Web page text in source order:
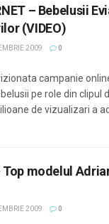
– Bebelusii
(VIDEO)
2009 0
campanie
pe role din clipul
de vizualizari a
Top modelul
2009 0